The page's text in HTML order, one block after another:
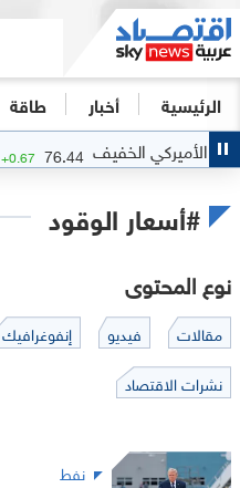
الرئيسية أخبار طاقة
الخفيف 76.44
+ 0.67
(+0.88 %)
#أسعار الوقود
نوع المحتوى
مقالات فيديو إنفوغرافيك
نشرات الاقتصاد
نفط